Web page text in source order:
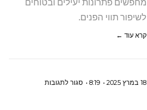
מלא
לשיפור תווי הפנים.
קרא עוד ←
18 במרץ 2025 8:19 סגור לתגובותעל